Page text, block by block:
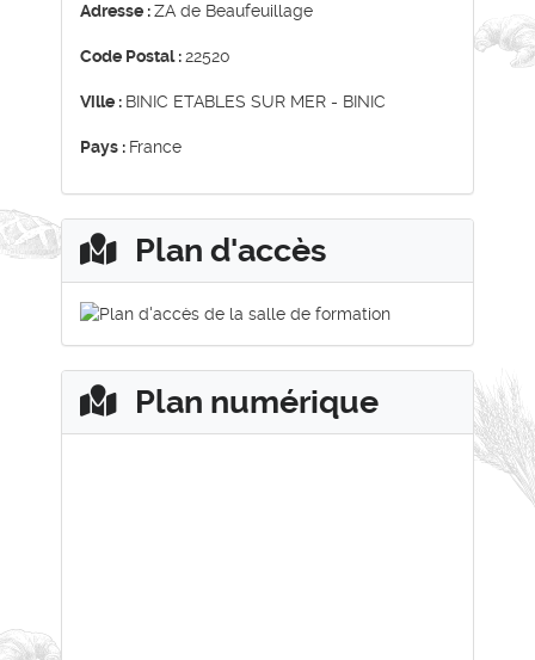
Adresse :ZA de Beaufeuillage
Code Postal :22520
Ville : BINIC ETABLES SUR MER - BINIC
Pays : France
Plan d'accès
Plan numérique